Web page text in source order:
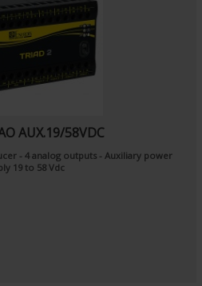
AUX.19/58VDC
- 4 analog outputs - Auxiliary power
19 to 58 Vdc